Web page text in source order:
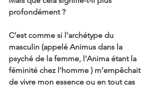
profondément ?
C’est comme si l'archétype du
masculin (appelé Animus dans la
psyché de la femme, l'Anima étant la
féminité chez l'homme ) m’empêchait
de vivre mon essence ou en tout cas